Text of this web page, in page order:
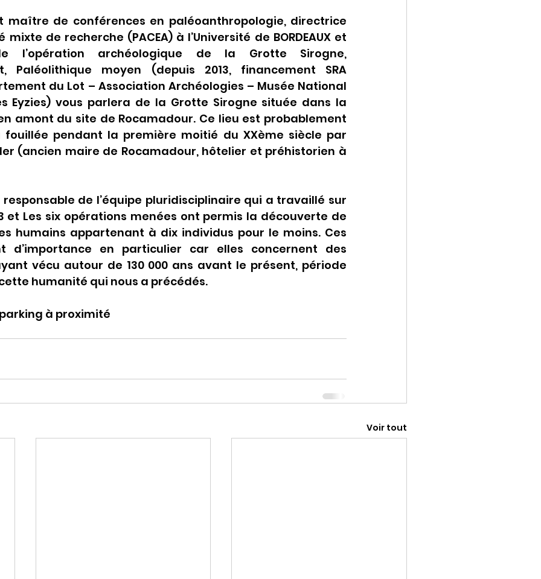
maître de conférences en paléoanthropologie, directrice
de recherche (PACEA) à l’Université de BORDEAUX et
l’opération archéologique de la Grotte Sirogne,
Paléolithique moyen (depuis 2013, financement SRA
du Lot – Association Archéologies – Musée National
Eyzies) vous parlera de la Grotte Sirogne située dans la
amont du site de Rocamadour. Ce lieu est probablement
fouillée pendant la première moitié du XXème siècle par
(ancien maire de Rocamadour, hôtelier et préhistorien à
responsable de l’équipe pluridisciplinaire qui a travaillé sur
et Les six opérations menées ont permis la découverte de
humains appartenant à dix individus pour le moins. Ces
d’importance en particulier car elles concernent des
vécu autour de 130 000 ans avant le présent, période
humanité qui nous a précédés.
à proximité
Voir tout